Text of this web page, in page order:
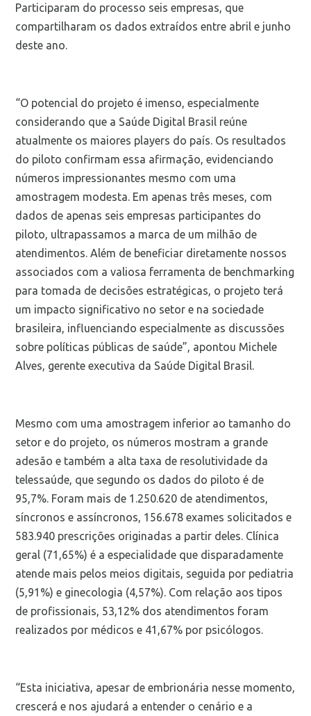
Participaram do processo seis empresas, que
compartilharam os dados extraídos entre abril e junho
deste ano.
“O potencial do projeto é imenso, especialmente
considerando que a Saúde Digital Brasil reúne
atualmente os maiores players do país. Os resultados
do piloto confirmam essa afirmação, evidenciando
números impressionantes mesmo com uma
amostragem modesta. Em apenas três meses, com
dados de apenas seis empresas participantes do
piloto, ultrapassamos a marca de um milhão de
atendimentos. Além de beneficiar diretamente nossos
associados com a valiosa ferramenta de benchmarking
para tomada de decisões estratégicas, o projeto terá
um impacto significativo no setor e na sociedade
brasileira, influenciando especialmente as discussões
sobre políticas públicas de saúde”, apontou Michele
Alves, gerente executiva da Saúde Digital Brasil.
Mesmo com uma amostragem inferior ao tamanho do
setor e do projeto, os números mostram a grande
adesão e também a alta taxa de resolutividade da
telessaúde, que segundo os dados do piloto é de
95,7%. Foram mais de 1.250.620 de atendimentos,
síncronos e assíncronos, 156.678 exames solicitados e
583.940 prescrições originadas a partir deles. Clínica
geral (71,65%) é a especialidade que disparadamente
atende mais pelos meios digitais, seguida por pediatria
(5,91%) e ginecologia (4,57%). Com relação aos tipos
de profissionais, 53,12% dos atendimentos foram
realizados por médicos e 41,67% por psicólogos.
“Esta iniciativa, apesar de embrionária nesse momento,
crescerá e nos ajudará a entender o cenário e a